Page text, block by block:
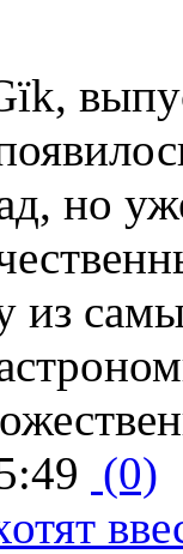
но
из
(0)